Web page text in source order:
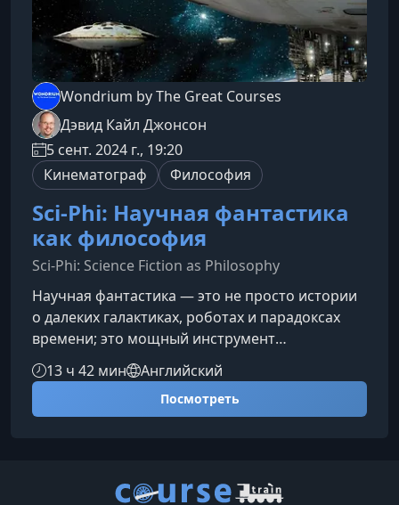
Wondrium by The Great Courses
Дэвид Кайл Джонсон
5 сент. 2024 г., 19:20
Кинематограф
Философия
Sci-Phi: Научная фантастика
как философия
Sci-Phi: Science Fiction as Philosophy
Научная фантастика — это не просто истории
о далеких галактиках, роботах и парадоксах
времени; это мощный инструмент
философского исследования. Этот курс
приглашает вас увидеть знакомые
фантастические сюжеты под новым углом и
Научная фантастика как философия»
13 ч 42 мин Английский
Посмотреть